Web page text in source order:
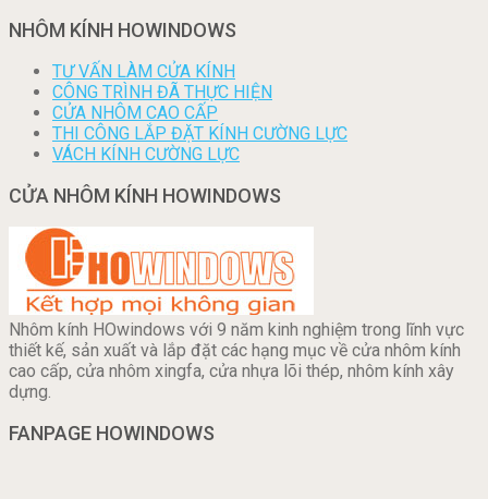
NHÔM KÍNH HOWINDOWS
TƯ VẤN LÀM CỬA KÍNH
CÔNG TRÌNH ĐÃ THỰC HIỆN
CỬA NHÔM CAO CẤP
THI CÔNG LẮP ĐẶT KÍNH CƯỜNG LỰC
VÁCH KÍNH CƯỜNG LỰC
CỬA NHÔM KÍNH HOWINDOWS
Nhôm kính HOwindows với 9 năm kinh nghiệm trong lĩnh vực
thiết kế, sản xuất và lắp đặt các hạng mục về cửa nhôm kính
cao cấp, cửa nhôm xingfa, cửa nhựa lõi thép, nhôm kính xây
dựng.
FANPAGE HOWINDOWS